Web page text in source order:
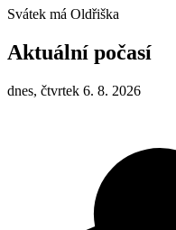
Svátek má Oldřiška
Aktuální počasí
dnes, čtvrtek 6. 8. 2026